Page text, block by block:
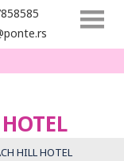
HILL HOTEL